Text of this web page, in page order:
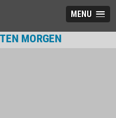
MENU
MORGEN